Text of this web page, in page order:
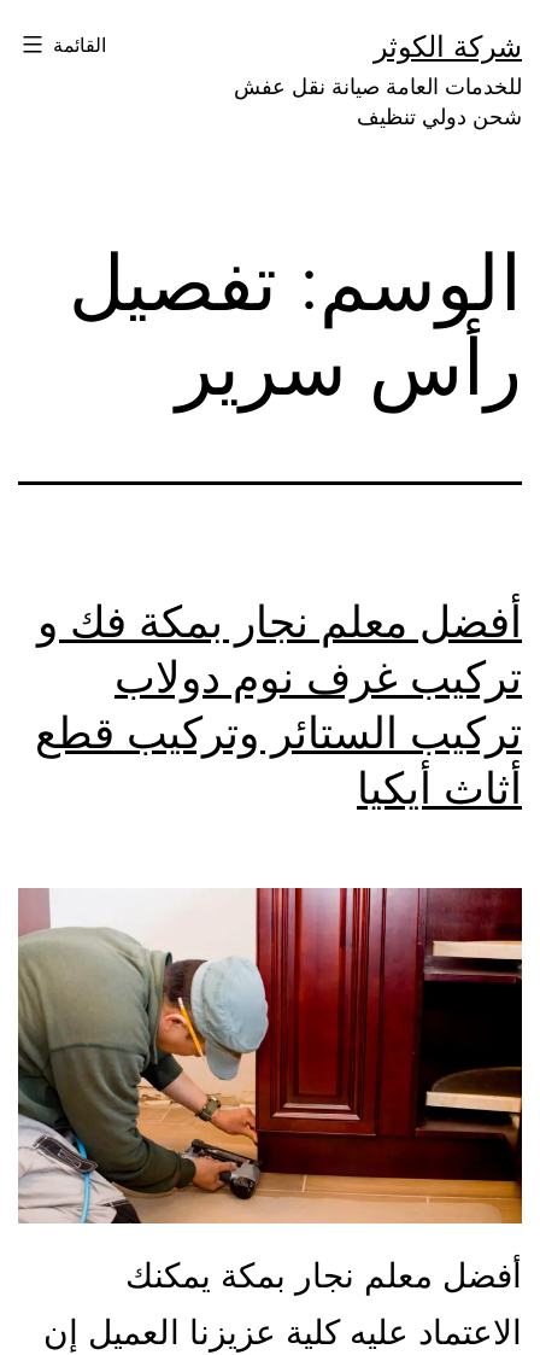
إلى
المحتوى
شركة الكوثر
للخدمات العامة صيانة نقل عفش
شحن دولي تنظيف
القائمة
الوسم: تفصيل
رأس سرير
أفضل معلم نجار بمكة فك و
تركيب غرف نوم دولاب
تركيب الستائر وتركيب قطع
أثاث أيكيا
أفضل معلم نجار بمكة يمكنك
الاعتماد عليه كلية عزيزنا العميل إن